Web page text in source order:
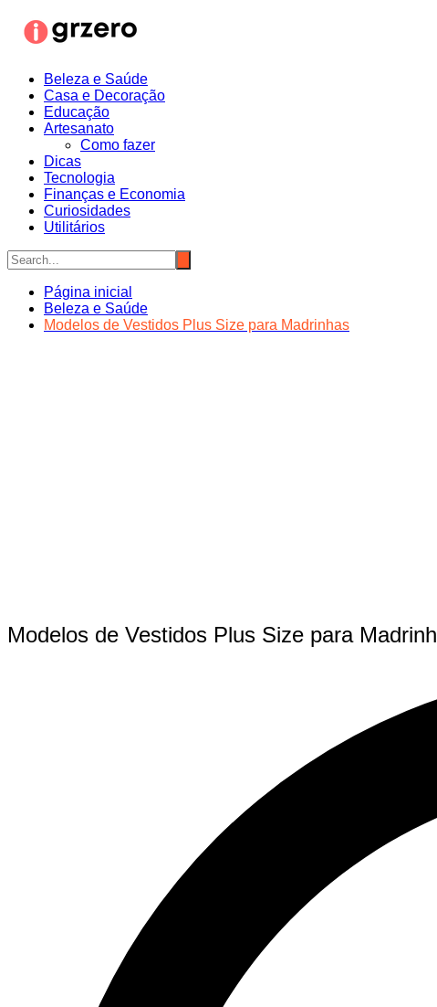
para
Beleza e Saúde
Casa e Decoração
Educação
Artesanato
Como fazer
Dicas
Tecnologia
Finanças e Economia
Curiosidades
Utilitários
Página inicial
Beleza e Saúde
Modelos de Vestidos Plus Size para Madrinhas
Modelos de Vestidos Plus Size para